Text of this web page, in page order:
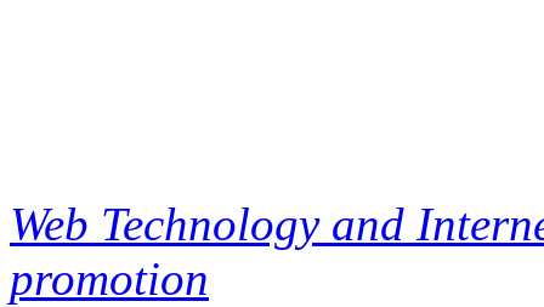
Web Technology and
promotion